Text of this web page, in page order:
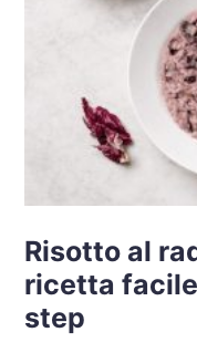
Risotto al
ricetta
step